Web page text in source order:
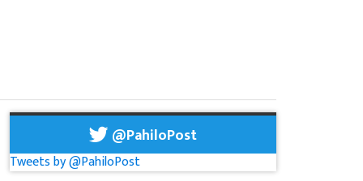
@PahiloPost
Tweets by @PahiloPost